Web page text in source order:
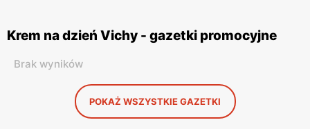
Krem na dzień Vichy - gazetki promocyjne
Brak wyników
POKAŻ WSZYSTKIE GAZETKI